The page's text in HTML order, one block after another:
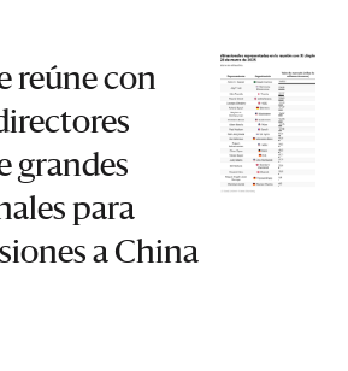
reúne con
grandes
para
a China